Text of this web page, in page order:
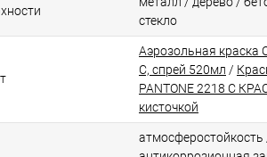
стекло
Аэрозольная краска
C, спрей 520мл /
PANTONE 2218 C
кисточкой